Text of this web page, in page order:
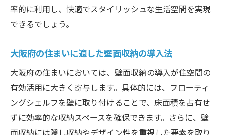
率的に利用し、快適でスタイリッシュな生活空間を実現
できるでしょう。
大阪府の住まいに適した壁面収納の導入法
大阪府の住まいにおいては、壁面収納の導入が住空間の
有効活用に大きく寄与します。具体的には、フローティ
ングシェルフを壁に取り付けることで、床面積を占有せ
ずに効率的な収納スペースを確保できます。さらに、壁
面収納には隠し収納やデザイン性を重視した要素を取り